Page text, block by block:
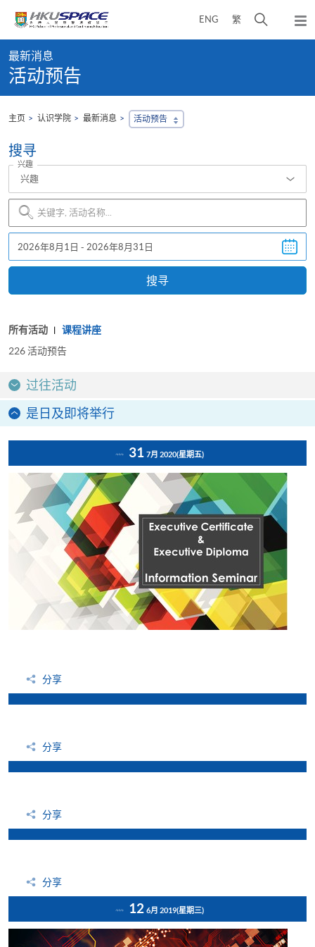
content
ENG 繁
开
弹
出
content
start
最新消息
活动预告
主页 认识学院 最新消息 活动预告
搜寻
兴趣
兴趣
Search
Event
搜寻
所有活动
课程讲座
226活动预告
过往活动
是日及即将举行
31 7月 2020(星期五)
分享
分享
分享
分享
12 6月 2019(星期三)